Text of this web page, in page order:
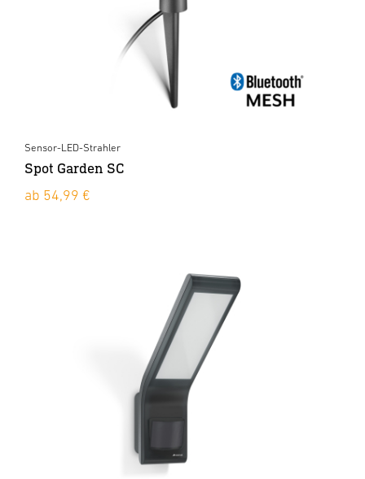
Sensor-LED-Strahler
Spot Garden SC
ab 54,99 €